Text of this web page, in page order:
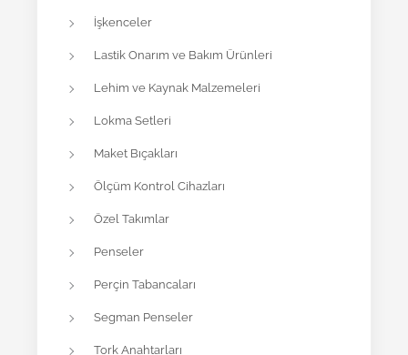
İşkenceler
Lastik Onarım ve Bakım Ürünleri
Lehim ve Kaynak Malzemeleri
Lokma Setleri
Maket Bıçakları
Ölçüm Kontrol Cihazları
Özel Takımlar
Penseler
Perçin Tabancaları
Segman Penseler
Tork Anahtarları